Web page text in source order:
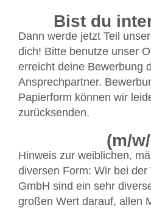
Bist du
Dann werde jetzt Teil
dich! Bitte benutze unser
erreicht deine Bewerbung
Ansprechpartner.
Papierform können wir
zurücksenden.
(m/
Hinweis zur weiblichen,
diversen Form: Wir bei
GmbH sind ein sehr
großen Wert darauf, allen